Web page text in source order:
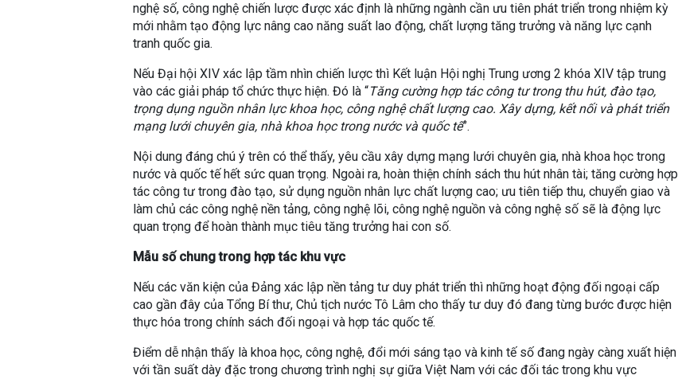
nghệ số, công nghệ chiến lược được xác định là những ngành cần ưu tiên phát triển trong nhiệm kỳ
mới nhằm tạo động lực nâng cao năng suất lao động, chất lượng tăng trưởng và năng lực cạnh
tranh quốc gia.
Nếu Đại hội XIV xác lập tầm nhìn chiến lược thì Kết luận Hội nghị Trung ương 2 khóa XIV tập trung
vào các giải pháp tổ chức thực hiện. Đó là “Tăng cường hợp tác công tư trong thu hút, đào tạo,
trọng dụng nguồn nhân lực khoa học, công nghệ chất lượng cao. Xây dựng, kết nối và phát triển
mạng lưới chuyên gia, nhà khoa học trong nước và quốc tế”.
Nội dung đáng chú ý trên có thể thấy, yêu cầu xây dựng mạng lưới chuyên gia, nhà khoa học trong
nước và quốc tế hết sức quan trọng. Ngoài ra, hoàn thiện chính sách thu hút nhân tài; tăng cường hợp
tác công tư trong đào tạo, sử dụng nguồn nhân lực chất lượng cao; ưu tiên tiếp thu, chuyển giao và
làm chủ các công nghệ nền tảng, công nghệ lõi, công nghệ nguồn và công nghệ số sẽ là động lực
quan trọng để hoàn thành mục tiêu tăng trưởng hai con số.
Mẫu số chung trong hợp tác khu vực
Nếu các văn kiện của Đảng xác lập nền tảng tư duy phát triển thì những hoạt động đối ngoại cấp
cao gần đây của Tổng Bí thư, Chủ tịch nước Tô Lâm cho thấy tư duy đó đang từng bước được hiện
thực hóa trong chính sách đối ngoại và hợp tác quốc tế.
Điểm dễ nhận thấy là khoa học, công nghệ, đổi mới sáng tạo và kinh tế số đang ngày càng xuất hiện
với tần suất dày đặc trong chương trình nghị sự giữa Việt Nam với các đối tác trong khu vực